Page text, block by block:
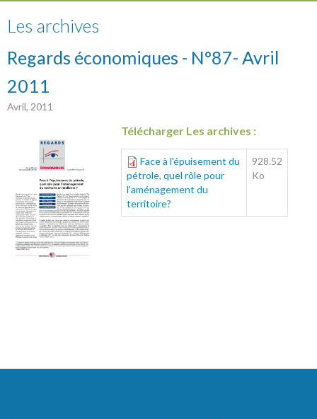
Les archives
Regards économiques - N°87- Avril
2011
Avril, 2011
Télécharger Les archives :
Face à l'épuisement du
pétrole, quel rôle pour
l'aménagement du
territoire?
928.52
Ko